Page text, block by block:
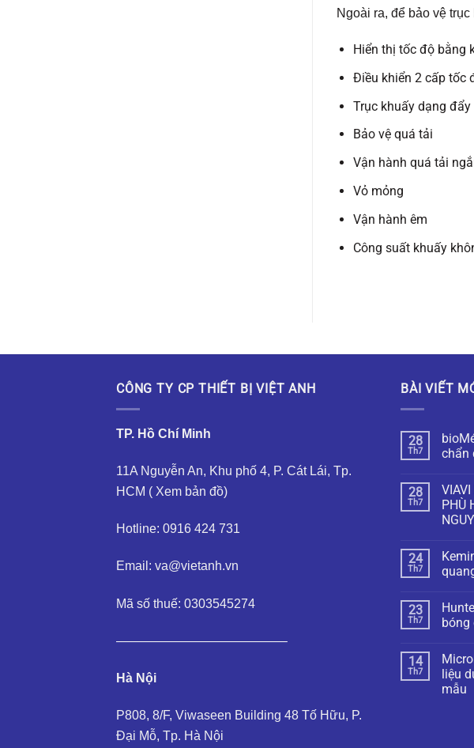
Ngoài ra, để bảo vệ
Hiển thị tốc độ bằng
Điều khiển 2 cấp tốc
Trục khuấy dạng đẩy
Bảo vệ quá tải
Vận hành quá tải
Vỏ mỏng
Vận hành êm
Công suất khuấy
CÔNG TY CP THIẾT BỊ VIỆT ANH
TP. Hồ Chí Minh
11A Nguyễn An, Khu phố 4, P. Cát Lái, Tp.
HCM ( Xem bản đồ)
Hotline: 0916 424 731
Email: va@vietanh.vn
Mã số thuế: 0303545274
—————————————–
Hà Nội
P808, 8/F, Viwaseen Building 48 Tố Hữu, P.
Đại Mỗ, Tp. Hà Nội
BÀI VIẾT
28
Th7
chẩn
28
Th7
PHÙ
24
Th7
23
Th7
bóng
14
Th7
liệu
mẫu